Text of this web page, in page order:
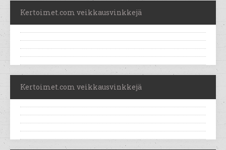
Kertoimet.com veikkausvinkkejä
Kertoimet.com veikkausvinkkejä